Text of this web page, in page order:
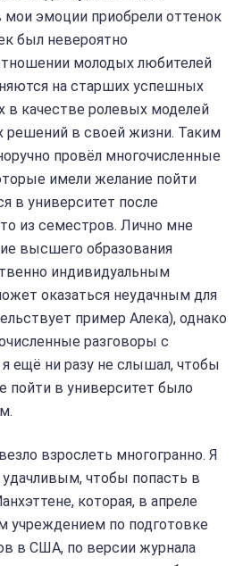
мои эмоции приобрели оттенок
был невероятно
молодых любителей
на старших успешных
в качестве ролевых моделей
решений в своей жизни. Таким
провёл многочисленные
имели желание пойти
в университет после
из семестров. Лично мне
высшего образования
индивидуальным
оказаться неудачным для
пример Алека), однако
разговоры с
ещё ни разу не слышал, чтобы
пойти в университет было
взрослеть многогранно. Я
удачливым, чтобы попасть в
которая, в апреле
учреждением по подготовке
в США, по версии журнала